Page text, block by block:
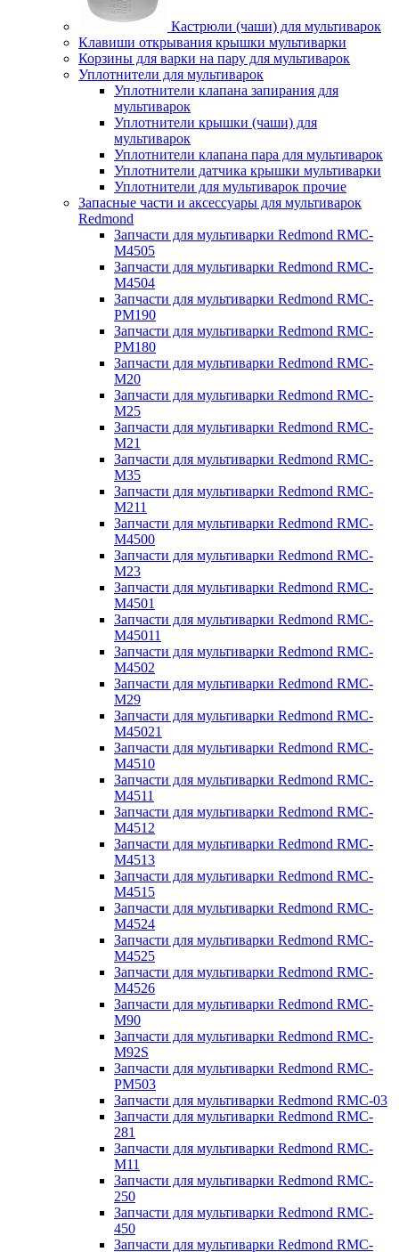
Кастрюли (чаши) для мультиварок
Клавиши открывания крышки мультиварки
Корзины для варки на пару для мультиварок
Уплотнители для мультиварок
Уплотнители клапана запирания для
мультиварок
Уплотнители крышки (чаши) для
мультиварок
Уплотнители клапана пара для мультиварок
Уплотнители датчика крышки мультиварки
Уплотнители для мультиварок прочие
Запасные части и аксессуары для мультиварок
Redmond
Запчасти для мультиварки Redmond RMC-
M4505
Запчасти для мультиварки Redmond RMC-
M4504
Запчасти для мультиварки Redmond RMC-
PM190
Запчасти для мультиварки Redmond RMC-
PM180
Запчасти для мультиварки Redmond RMC-
M20
Запчасти для мультиварки Redmond RMC-
M25
Запчасти для мультиварки Redmond RMC-
M21
Запчасти для мультиварки Redmond RMC-
M35
Запчасти для мультиварки Redmond RMC-
M211
Запчасти для мультиварки Redmond RMC-
M4500
Запчасти для мультиварки Redmond RMC-
M23
Запчасти для мультиварки Redmond RMC-
M4501
Запчасти для мультиварки Redmond RMC-
M45011
Запчасти для мультиварки Redmond RMC-
M4502
Запчасти для мультиварки Redmond RMC-
M29
Запчасти для мультиварки Redmond RMC-
M45021
Запчасти для мультиварки Redmond RMC-
M4510
Запчасти для мультиварки Redmond RMC-
M4511
Запчасти для мультиварки Redmond RMC-
M4512
Запчасти для мультиварки Redmond RMC-
M4513
Запчасти для мультиварки Redmond RMC-
M4515
Запчасти для мультиварки Redmond RMC-
M4524
Запчасти для мультиварки Redmond RMC-
M4525
Запчасти для мультиварки Redmond RMC-
M4526
Запчасти для мультиварки Redmond RMC-
M90
Запчасти для мультиварки Redmond RMC-
M92S
Запчасти для мультиварки Redmond RMC-
PM503
Запчасти для мультиварки Redmond RMC-03
Запчасти для мультиварки Redmond RMC-
281
Запчасти для мультиварки Redmond RMC-
M11
Запчасти для мультиварки Redmond RMC-
250
Запчасти для мультиварки Redmond RMC-
450
Запчасти для мультиварки Redmond RMC-